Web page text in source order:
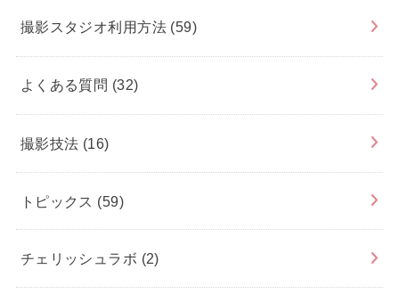
撮影スタジオ利用方法 (59)
よくある質問 (32)
撮影技法 (16)
トピックス (59)
チェリッシュラボ (2)